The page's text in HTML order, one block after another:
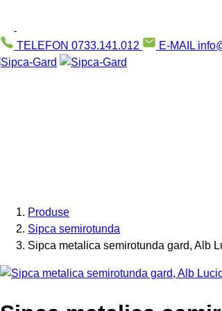
TELEFON 0733.141.012 E-MAIL
Produse
Sipca semirotunda
Sipca metalica semirotunda gard, Alb